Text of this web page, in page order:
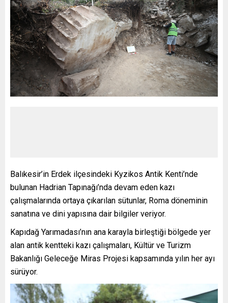
Balıkesir’in Erdek ilçesindeki Kyzikos Antik Kenti’nde
bulunan Hadrian Tapınağı’nda devam eden kazı
çalışmalarında ortaya çıkarılan sütunlar, Roma döneminin
sanatına ve dini yapısına dair bilgiler veriyor.
Kapıdağ Yarımadası’nın ana karayla birleştiği bölgede yer
alan antik kentteki kazı çalışmaları, Kültür ve Turizm
Bakanlığı Geleceğe Miras Projesi kapsamında yılın her ayı
sürüyor.